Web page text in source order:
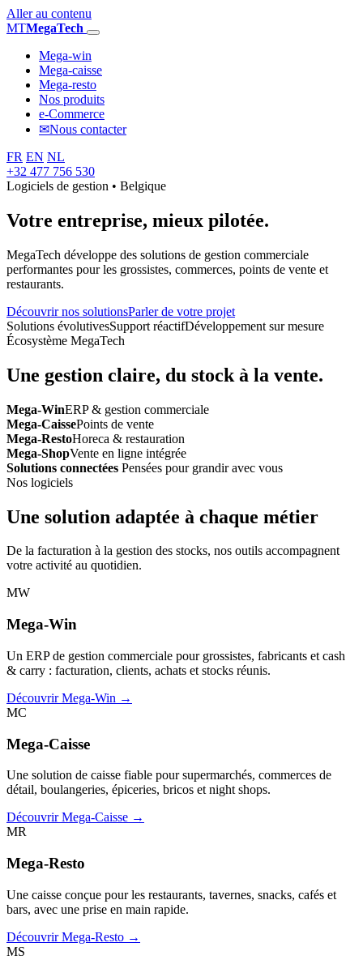
Aller au contenu
MTMegaTech
Mega-win
Mega-caisse
Mega-resto
Nos produits
e-Commerce
✉Nous contacter
FR EN NL
+32 477 756 530
Logiciels de gestion • Belgique
Votre entreprise, mieux pilotée.
MegaTech développe des solutions de gestion commerciale
performantes pour les grossistes, commerces, points de vente et
restaurants.
Découvrir nos solutionsParler de votre projet
Solutions évolutivesSupport réactifDéveloppement sur mesure
Écosystème MegaTech
Une gestion claire, du stock à la vente.
Mega-WinERP & gestion commerciale
Mega-CaissePoints de vente
Mega-RestoHoreca & restauration
Mega-ShopVente en ligne intégrée
Solutions connectées Pensées pour grandir avec vous
Nos logiciels
Une solution adaptée à chaque métier
De la facturation à la gestion des stocks, nos outils accompagnent
votre activité au quotidien.
MW
Mega-Win
Un ERP de gestion commerciale pour grossistes, fabricants et cash
& carry : facturation, clients, achats et stocks réunis.
Découvrir Mega-Win →
MC
Mega-Caisse
Une solution de caisse fiable pour supermarchés, commerces de
détail, boulangeries, épiceries, bricos et night shops.
Découvrir Mega-Caisse →
MR
Mega-Resto
Une caisse conçue pour les restaurants, tavernes, snacks, cafés et
bars, avec une prise en main rapide.
Découvrir Mega-Resto →
MS